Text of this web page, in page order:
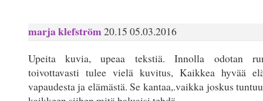
marja klefström20.15 05.03.2016
Upeita kuvia, upeaa tekstiä. Innolla odotan
toivottavasti tulee vielä kuvitus, Kaikkea hyvää
vapaudesta ja elämästä. Se kantaa,.vaikka joskus